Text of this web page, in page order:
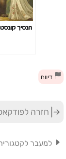
הנסיך
דיווח
חזרה
למעבר